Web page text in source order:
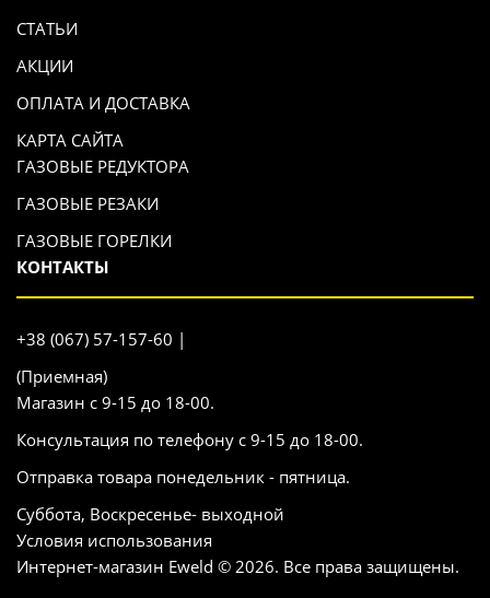
СТАТЬИ
АКЦИИ
ОПЛАТА И ДОСТАВКА
КАРТА САЙТА
ГАЗОВЫЕ РЕДУКТОРА
ГАЗОВЫЕ РЕЗАКИ
ГАЗОВЫЕ ГОРЕЛКИ
КОНТАКТЫ
+38 (067) 57-157-60 |
(Приемная)
Магазин с 9-15 до 18-00.
Консультация по телефону с 9-15 до 18-00.
Отправка товара понедельник - пятница.
Суббота, Воскресенье- выходной
Условия использования
Интернет-магазин Eweld © 2026. Все права защищены.